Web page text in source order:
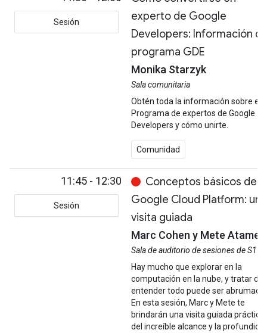
Sesión
experto de Google
Developers: Información
programa GDE
Monika Starzyk
Sala comunitaria
Obtén toda la información sobre el
Programa de expertos de Google
Developers y cómo unirte.
Comunidad
11:45 - 12:30
Sesión
Conceptos básicos de
Google Cloud Platform: una
visita guiada
Marc Cohen y Mete Atamel
Sala de auditorio de sesiones de S1
Hay mucho que explorar en la
computación en la nube, y tratar de
entender todo puede ser
En esta sesión, Marc y Mete te
brindarán una visita guiada práctica
del increíble alcance y la